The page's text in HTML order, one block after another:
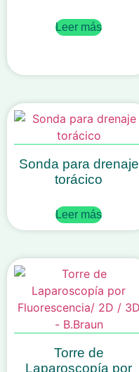
Leer más
Sonda para drenaje
torácico
Leer más
Torre de
Laparoscopía por